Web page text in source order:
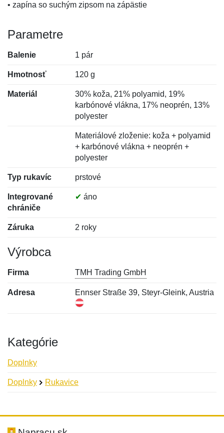
• zapína so suchým zipsom na zápästie
Parametre
Balenie 1 pár
Hmotnosť 120 g
Materiál
30% koža, 21% polyamid, 19%
karbónové vlákna, 17% neoprén, 13%
polyester
Materiálové zloženie: koža + polyamid
+ karbónové vlákna + neoprén +
polyester
Typ rukavíc prstové
Integrované
chrániče
✔ áno
Záruka 2 roky
Výrobca
Firma TMH Trading GmbH
Adresa Ennser Straße 39, Steyr-Gleink, Austria
Kategórie
Doplnky
Doplnky Rukavice
Hodnotenie:
Meno: